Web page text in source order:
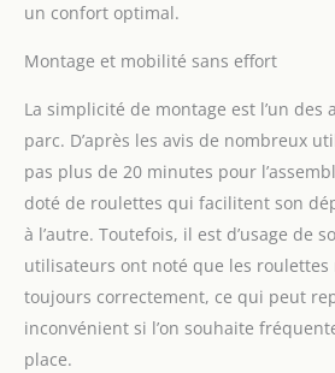
0 à 24
supporter
maximal
une belle
dès la
utilisation
un
peuvent
monde
un confort optimal.
Montage et mobilité sans effort
La simplicité de montage est l’un des
parc. D’après les avis de nombreux
pas plus de 20 minutes pour
doté de roulettes qui facilitent son
à l’autre. Toutefois, il est d’usage de
utilisateurs ont noté que les roulettes
toujours correctement, ce qui peut
inconvénient si l’on souhaite
place.